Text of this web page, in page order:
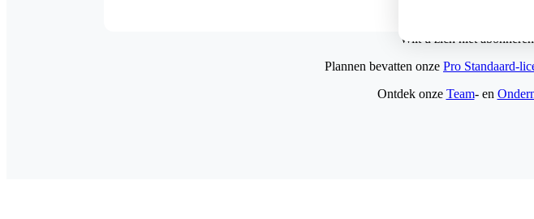
Wilt u zich niet
Plannen bevatten onze Pro Standaard-
Ontdek onze Team- en